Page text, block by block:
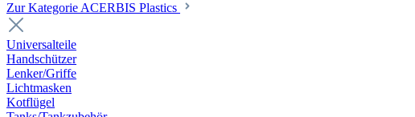
Zur Kategorie ACERBIS Plastics
Universalteile
Handschützer
Lenker/Griffe
Lichtmasken
Kotflügel